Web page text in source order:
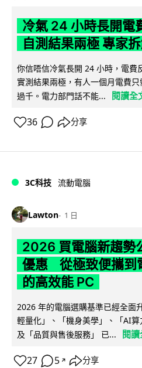
冷氣 24 小時長開電
自測結果兩極 專家
你信唔信冷氣長開 24 小時，電費
實測結果兩極，有人一個月電費
過千。電力部門話不能...
閱讀全
36 分享
3C科技 流動電腦
Lawton 1 日
2026 買電腦新趨勢
優惠 從極致便攜到
的高效能 PC
2026 年的電腦選購基準已經全面
輕量化」、「機身美學」、「AI
及「品質與售後服務」 已...
閱
27 5 ↗ 分享